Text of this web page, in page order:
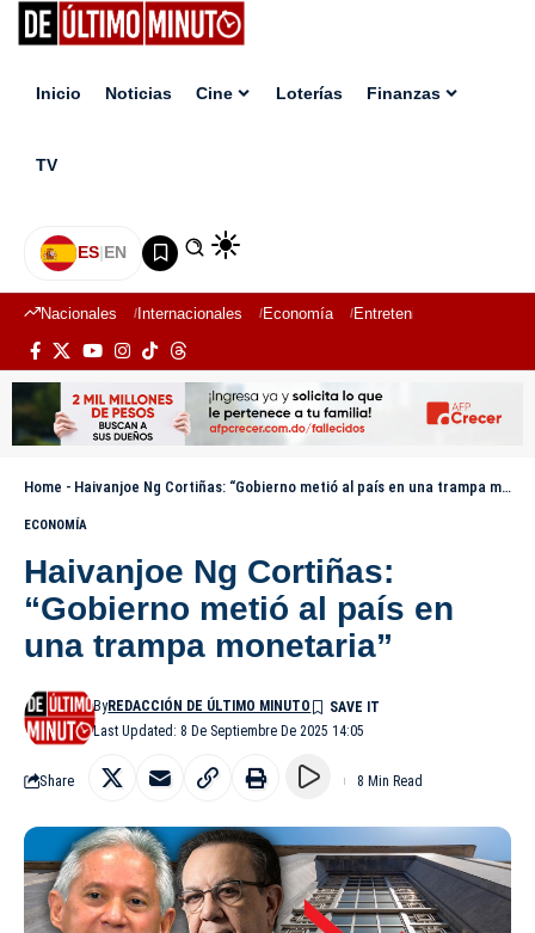
Inicio Noticias Cine Loterías Finanzas
TV
ES|EN
Nacionales Internacionales Economía Entretenimiento
Home - Haivanjoe Ng Cortiñas: “Gobierno metió al país en una trampa monetaria”
ECONOMÍA
Haivanjoe Ng Cortiñas:
“Gobierno metió al país en
una trampa monetaria”
Last Updated: 8 De Septiembre De 2025 14:05
ByREDACCIÓN DE ÚLTIMO MINUTO
Share 8 Min Read